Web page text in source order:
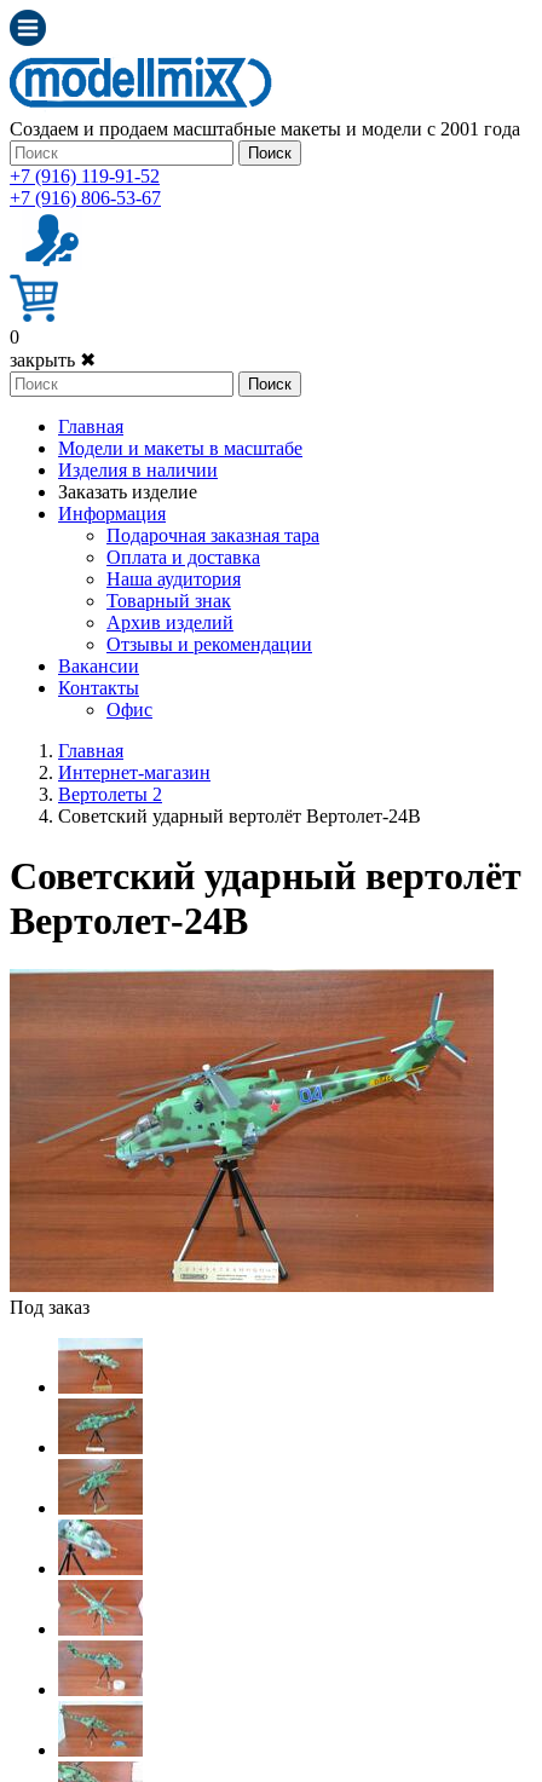
Создаем и продаем масштабные макеты и модели с 2001 года
Поиск
+7 (916) 119-91-52
+7 (916) 806-53-67
0
закрыть ✖
Поиск
Главная
Модели и макеты в масштабе
Изделия в наличии
Заказать изделие
Информация
Подарочная заказная тара
Оплата и доставка
Наша аудитория
Товарный знак
Архив изделий
Отзывы и рекомендации
Вакансии
Контакты
Офис
Главная
Интернет-магазин
Вертолеты 2
Советский ударный вертолёт Вертолет-24В
Советский ударный вертолёт
Вертолет-24В
Под заказ